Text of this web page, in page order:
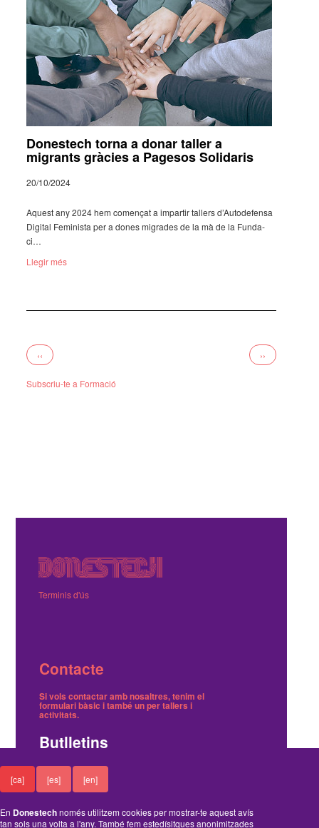
[ca] [es] [en]
En Donestechnomés utilitzem cookies per mostrar-te aquest avís
tan sols una volta a l'any. També fem estedísitques anonimitzades
Donestech torna a donar taller a
migrants gràcies a Pagesos Solidaris
20/10/2024
Aquest any 2024 hem comen­çat a impar­tir tallers d’Au­to­de­fensa
Digi­tal Femi­nista per a dones migra­des de la mà de la Funda­
ci…
Llegir més
Paginació
Pàgina
anterior
‹‹
Pàgina
següent
››
Subscriu-te a Formació
Terminis d'ús
Contacte
Si vols contactar amb nosaltres, tenim el
formulari bàsic i tambéun per tallers i
activitats.
Butlletins
Tenim dos butlletins, un trimestral de notícies i
un on avisem dels tallers gratuïts.
inscriure't o cancel·lar-ne la subscripció
Funciona amb el Drupal